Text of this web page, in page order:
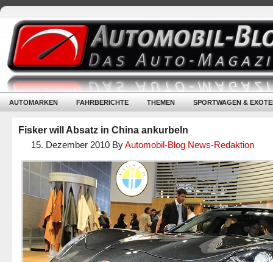
AUTOMARKEN FAHRBERICHTE THEMEN SPORTWAGEN &
Fisker will Absatz in China ankurbeln
15. Dezember 2010 ByAutomobil-Blog News-Redaktion